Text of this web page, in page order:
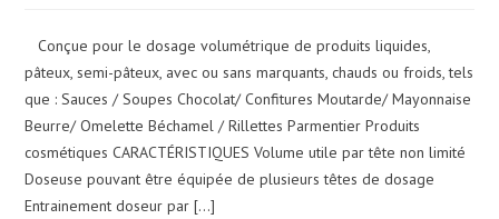
Conçue pour le dosage volumétrique de produits liquides,
pâteux, semi-pâteux, avec ou sans marquants, chauds ou froids, tels
que : Sauces / Soupes Chocolat/ Confitures Moutarde/ Mayonnaise
Beurre/ Omelette Béchamel / Rillettes Parmentier Produits
cosmétiques CARACTÉRISTIQUES Volume utile par tête non limité
Doseuse pouvant être équipée de plusieurs têtes de dosage
Entrainement doseur par […]